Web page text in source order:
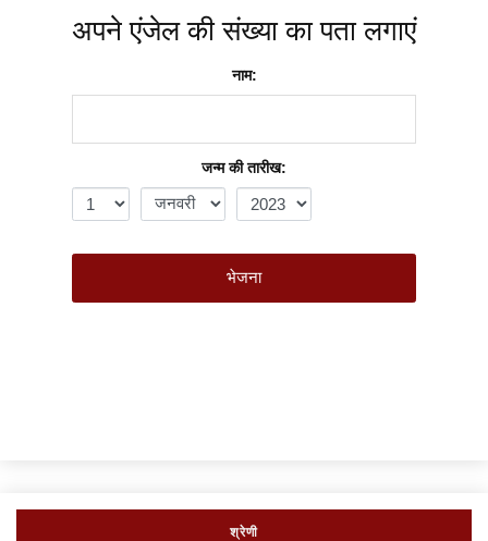
अपने एंजेल की संख्या का पता लगाएं
नाम:
जन्म की तारीख:
भेजना
श्रेणी